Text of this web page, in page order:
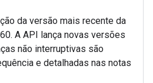
da versão mais recente da
A API lança novas versões
não interruptivas são
e detalhadas nas notas